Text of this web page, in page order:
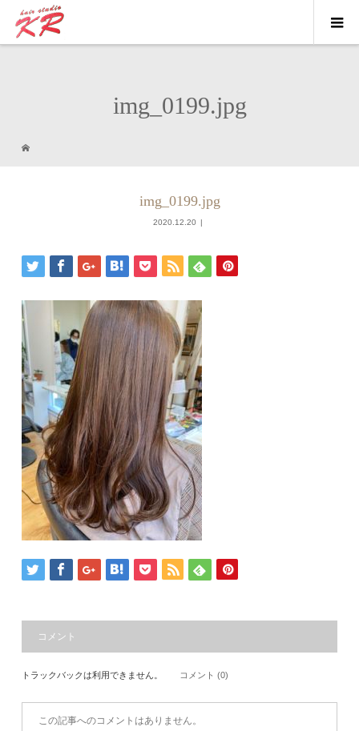
img_0199.jpg
img_0199.jpg
2020.12.20
コメント
トラックバックは利用できません。 コメント (0)
この記事へのコメントはありません。